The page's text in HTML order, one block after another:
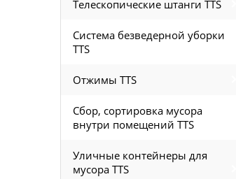
Телескопические штанги TTS
Система безведерной уборки
TTS
Отжимы TTS
Сбор, сортировка мусора
внутри помещений TTS
Уличные контейнеры для
мусора TTS